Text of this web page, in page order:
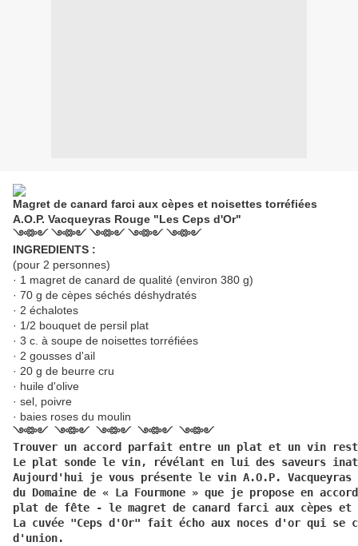
Magret de canard farci aux cèpes et noisettes torréfiées
A.O.P. Vacqueyras Rouge "Les Ceps d'Or"
༺༻ ༺༻ ༺༻ ༺༻ ༺༻
INGREDIENTS :
(pour 2 personnes)
· 1 magret de canard de qualité (environ 380 g)
· 70 g de cèpes séchés déshydratés
· 2 échalotes
· 1/2 bouquet de persil plat
· 3 c. à soupe de noisettes torréfiées
· 2 gousses d'ail
· 20 g de beurre cru
· huile d'olive
· sel, poivre
· baies roses du moulin
༺༻ ༺༻ ༺༻ ༺༻ ༺༻
Trouver un accord parfait entre un plat et un vin
Le plat sonde le vin, révélant en lui des saveurs
Aujourd'hui je vous présente le vin A.O.P. Vacqueyras
du Domaine de « La Fourmone » que je propose en
plat de fête - le magret de canard farci aux cèpes
La cuvée "Ceps d'Or" fait écho aux noces d'or qui se
d'union.